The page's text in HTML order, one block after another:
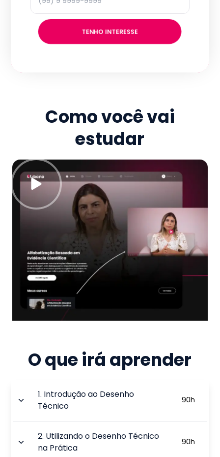
TENHO INTERESSE
Como você vai
estudar
O que irá aprender
1. Introdução ao Desenho
Técnico
90h
2. Utilizando o Desenho Técnico
na Prática
90h